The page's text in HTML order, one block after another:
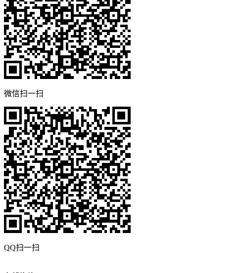
微信扫一扫
QQ扫一扫